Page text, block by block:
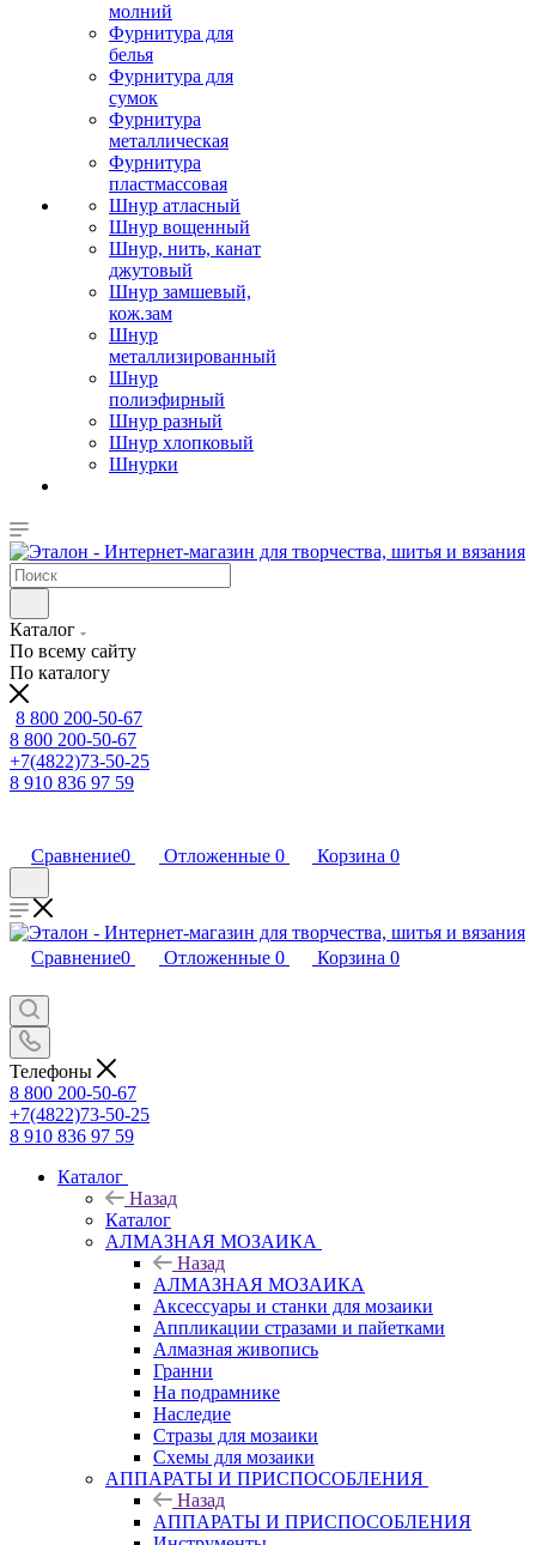
молний
Фурнитура для
белья
Фурнитура для
сумок
Фурнитура
металлическая
Фурнитура
пластмассовая
Шнур атласный
Шнур вощенный
Шнур, нить, канат
джутовый
Шнур замшевый,
кож.зам
Шнур
металлизированный
Шнур
полиэфирный
Шнур разный
Шнур хлопковый
Шнурки
Каталог
По всему сайту
По каталогу
8 800 200-50-67
8 800 200-50-67
+7(4822)73-50-25
8 910 836 97 59
Сравнение0 Отложенные 0 Корзина 0
Сравнение0 Отложенные 0 Корзина 0
Телефоны
8 800 200-50-67
+7(4822)73-50-25
8 910 836 97 59
Каталог
Назад
Каталог
АЛМАЗНАЯ МОЗАИКА
Назад
АЛМАЗНАЯ МОЗАИКА
Аксессуары и станки для мозаики
Аппликации стразами и пайетками
Алмазная живопись
Гранни
На подрамнике
Наследие
Стразы для мозаики
Схемы для мозаики
АППАРАТЫ И ПРИСПОСОБЛЕНИЯ
Назад
АППАРАТЫ И ПРИСПОСОБЛЕНИЯ